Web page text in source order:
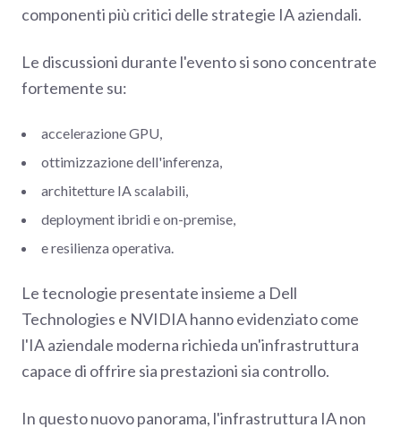
componenti più critici delle strategie IA aziendali.
Le discussioni durante l'evento si sono concentrate
fortemente su:
accelerazione GPU,
ottimizzazione dell'inferenza,
architetture IA scalabili,
deployment ibridi e on-premise,
e resilienza operativa.
Le tecnologie presentate insieme a Dell
Technologies e NVIDIA hanno evidenziato come
l'IA aziendale moderna richieda un'infrastruttura
capace di offrire sia prestazioni sia controllo.
In questo nuovo panorama, l'infrastruttura IA non